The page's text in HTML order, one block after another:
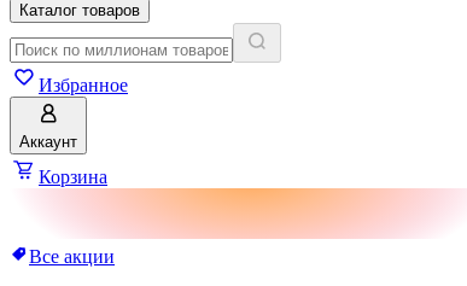
Каталог товаров
Избранное
Аккаунт
Корзина
Все акции